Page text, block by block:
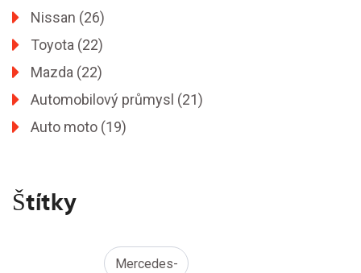
Nissan (26)
Toyota (22)
Mazda (22)
Automobilový průmysl (21)
Auto moto (19)
Štítky
Mercedes-